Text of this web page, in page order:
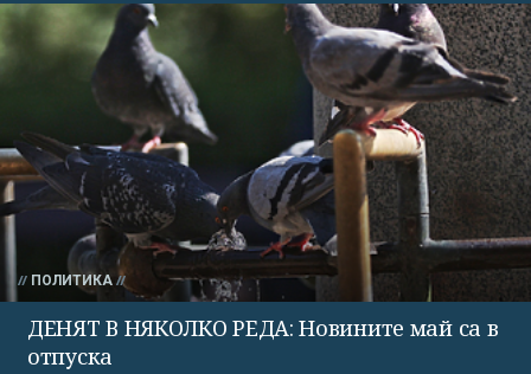
ПОЛИТИКА
ДЕНЯТ В НЯКОЛКО РЕДА: Новините май са в
отпуска